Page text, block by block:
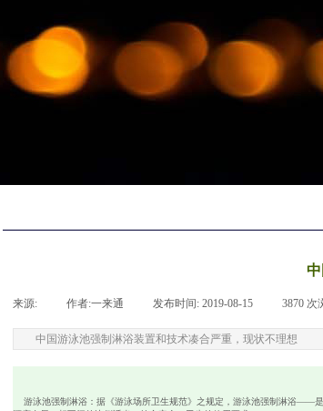
来源: 作者:一来通 发布时间: 2019-08-15 3870 次
中国游泳池强制淋浴装置和技术凑合严重，现状不理想
游泳池强制淋浴：据《游泳场所卫生规范》之规定，游泳池强制淋浴——